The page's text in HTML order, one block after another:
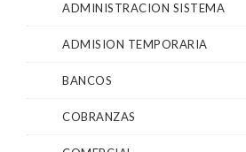
ADMINISTRACION SISTEMA
ADMISION TEMPORARIA
BANCOS
COBRANZAS